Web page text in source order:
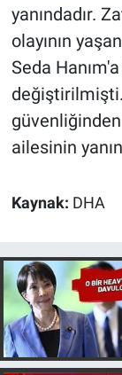
yanındadır.
olayının
Seda
değiştirilmişti.
ailesinin
Kaynak: DHA